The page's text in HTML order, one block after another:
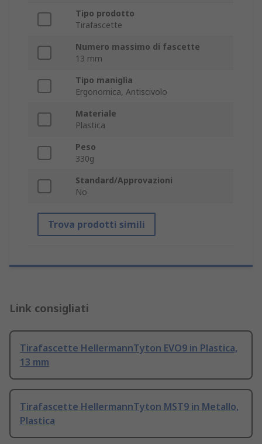
Tipo prodotto
Tirafascette
Numero massimo di fascette
13 mm
Tipo maniglia
Ergonomica, Antiscivolo
Materiale
Plastica
Peso
330g
Standard/Approvazioni
No
Trova prodotti simili
Link consigliati
Tirafascette HellermannTyton EVO9 in Plastica,
13 mm
Tirafascette HellermannTyton MST9 in Metallo,
Plastica